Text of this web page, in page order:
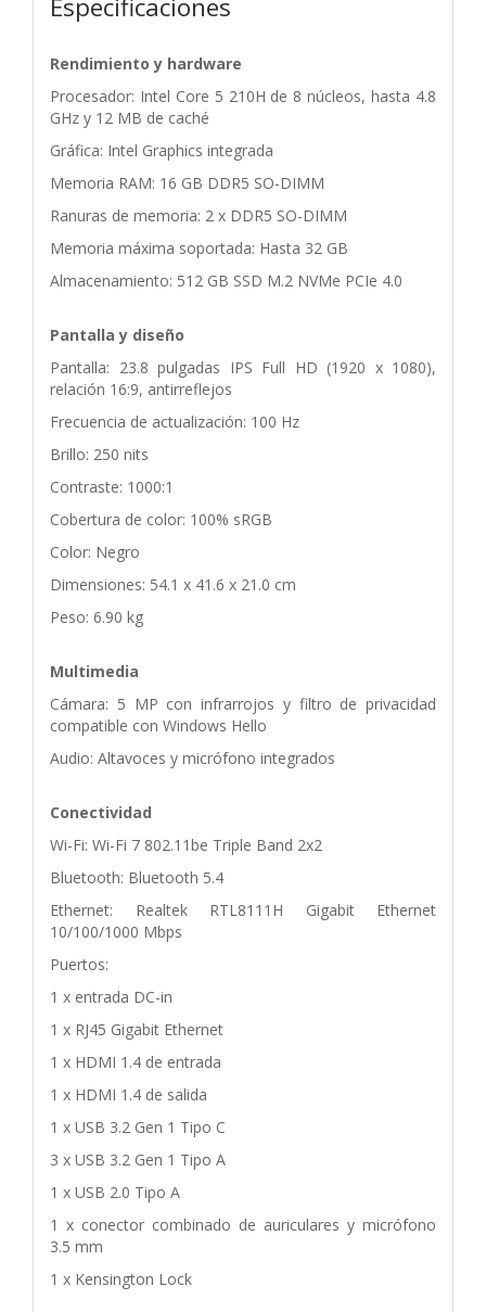
Rendimiento y hardware
Procesador: Intel Core 5 210H de 8 núcleos, hasta 4.8
GHz y 12 MB de caché
Gráfica: Intel Graphics integrada
Memoria RAM: 16 GB DDR5 SO-DIMM
Ranuras de memoria: 2 x DDR5 SO-DIMM
Memoria máxima soportada: Hasta 32 GB
Almacenamiento: 512 GB SSD M.2 NVMe PCIe 4.0
Pantalla y diseño
Pantalla: 23.8 pulgadas IPS Full HD (1920 x 1080),
relación 16:9, antirreflejos
Frecuencia de actualización: 100 Hz
Brillo: 250 nits
Contraste: 1000:1
Cobertura de color: 100% sRGB
Color: Negro
Dimensiones: 54.1 x 41.6 x 21.0 cm
Peso: 6.90 kg
Multimedia
Cámara: 5 MP con infrarrojos y filtro de privacidad
compatible con Windows Hello
Audio: Altavoces y micrófono integrados
Conectividad
Wi-Fi: Wi-Fi 7 802.11be Triple Band 2x2
Bluetooth: Bluetooth 5.4
Ethernet: Realtek RTL8111H Gigabit Ethernet
10/100/1000 Mbps
Puertos:
1 x entrada DC-in
1 x RJ45 Gigabit Ethernet
1 x HDMI 1.4 de entrada
1 x HDMI 1.4 de salida
1 x USB 3.2 Gen 1 Tipo C
3 x USB 3.2 Gen 1 Tipo A
1 x USB 2.0 Tipo A
1 x conector combinado de auriculares y micrófono
3.5 mm
1 x Kensington Lock